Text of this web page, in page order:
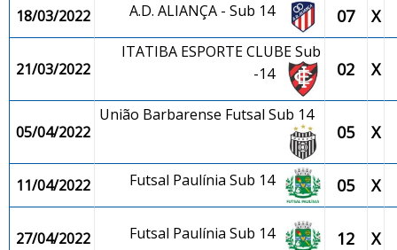
18/03/2022 A.D. ALIANÇA - Sub 14 07 X
21/03/2022
ITATIBA ESPORTE CLUBE Sub
-14
02 X
05/04/2022
União Barbarense Futsal Sub 14
05 X
11/04/2022 Futsal Paulínia Sub 14 05 X
27/04/2022 Futsal Paulínia Sub 14 12 X